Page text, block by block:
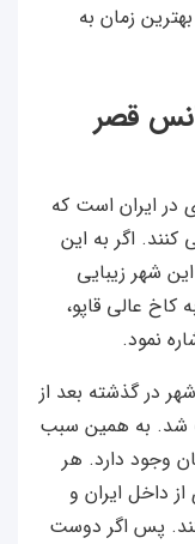
زمان به
قصر
در ایران است که
اگر به این
شهر زیبایی
عالی قاپو،
نمود.
در گذشته بعد از
شد. به همین سبب
وجود دارد. هر
زیادی از داخل ایران و
پس اگر دوست